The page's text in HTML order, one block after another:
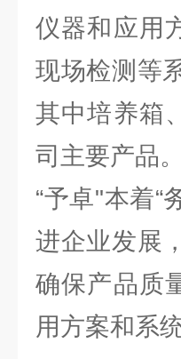
仪器和应用
现场检测等
其中培养箱
司主要产品。
“予卓"本着“
进企业发展
确保产品质
用方案和系